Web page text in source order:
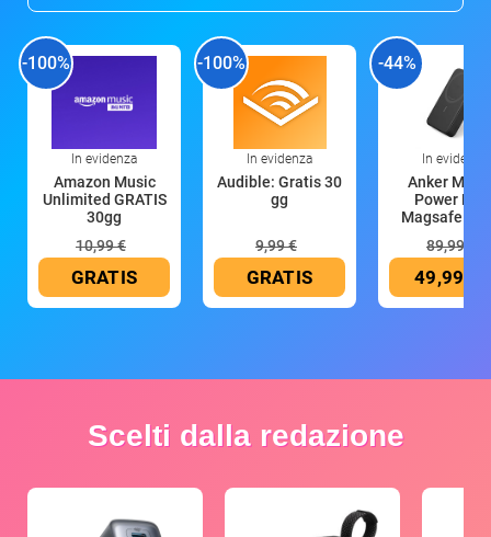
-100%
In evidenza
Amazon Music
Unlimited GRATIS
30gg
10,99 €
GRATIS
-100%
In evidenza
Audible: Gratis 30
gg
9,99 €
GRATIS
-44%
In evidenza
Anker
Power
Magsafe
89,99 €
49,99 €
Scelti dalla redazione